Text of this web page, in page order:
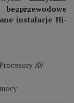
bezprzewodowe
instalacje Hi-
AV